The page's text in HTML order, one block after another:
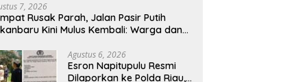
7, 2026
Rusak Parah, Jalan Pasir Putih
Kini Mulus Kembali: Warga dan
Agustus 6, 2026
Esron Napitupulu Resmi
Dilaporkan ke Polda Riau,